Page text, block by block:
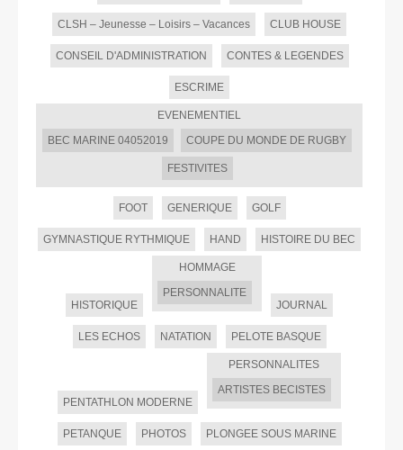
CLSH – Jeunesse – Loisirs – Vacances CLUB HOUSE
CONSEIL D'ADMINISTRATION CONTES & LEGENDES
ESCRIME
EVENEMENTIEL
BEC MARINE 04052019
COUPE DU MONDE DE RUGBY
FESTIVITES
FOOT GENERIQUE GOLF
GYMNASTIQUE RYTHMIQUE HAND HISTOIRE DU BEC
HISTORIQUE
HOMMAGE
PERSONNALITE
JOURNAL
LES ECHOS NATATION PELOTE BASQUE
PENTATHLON MODERNE
PERSONNALITES
ARTISTES BECISTES
PETANQUE PHOTOS PLONGEE SOUS MARINE